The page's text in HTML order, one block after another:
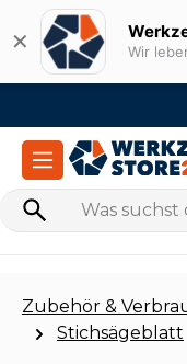
Zum Hauptinhalt
✕ Wir
Zubehör &
Stichsägeblatt